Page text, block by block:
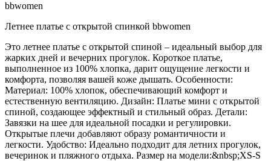
bbwomen
Летнее платье с открытой спинкой bbwomen
Это летнее платье с открытой спиной – идеальный выбор для
жарких дней и вечерних прогулок. Короткое платье,
выполненное из 100% хлопка, дарит ощущение легкости и
комфорта, позволяя вашей коже дышать. Особенности:
Материал: 100% хлопок, обеспечивающий комфорт и
естественную вентиляцию. Дизайн: Платье мини с открытой
спиной, создающее эффектный и стильный образ. Детали:
Завязки на шее для идеальной посадки и регулировки.
Открытые плечи добавляют образу романтичности и
легкости. Удобство: Идеально подходит для летних прогулок,
вечеринок и пляжного отдыха. Размер на модели:&nbsp;XS-S